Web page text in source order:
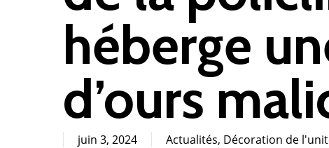
héberge
d’ours
juin 3, 2024 Actualités, Décoration de